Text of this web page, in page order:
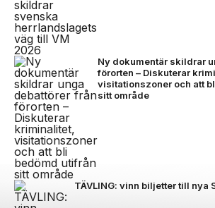
Ny dokumentär skildrar
förorten – Diskuterar
visitationszoner och att
sitt område
TÄVLING: vinn biljetter till nya